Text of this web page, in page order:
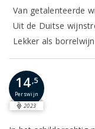
Van getalenteerde
Uit de Duitse
Lekker als
14,5
Perswijn
2023